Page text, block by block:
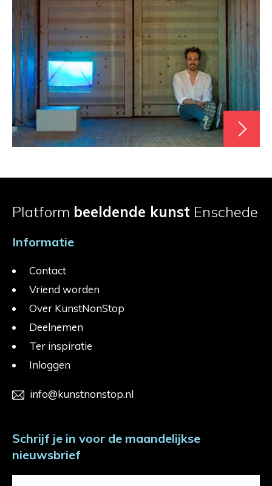
Platform beeldende kunst Enschede
Informatie
Contact
Vriend worden
Over KunstNonStop
Deelnemen
Ter inspiratie
Inloggen
info@kunstnonstop.nl
Schrijf je in voor de maandelijkse
nieuwsbrief